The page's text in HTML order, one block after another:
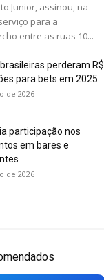
Junior, assinou, na
para a
entre as ruas 10...
perderam R$
para bets em 2025
de 2026
participação nos
em bares e
de 2026